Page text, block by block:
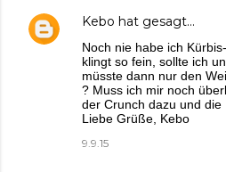
Kebo hat gesagt…
Noch nie habe ich
klingt so fein, sollte ich
müsste dann nur den
? Muss ich mir noch
der Crunch dazu und die
Liebe Grüße, Kebo
9.9.15